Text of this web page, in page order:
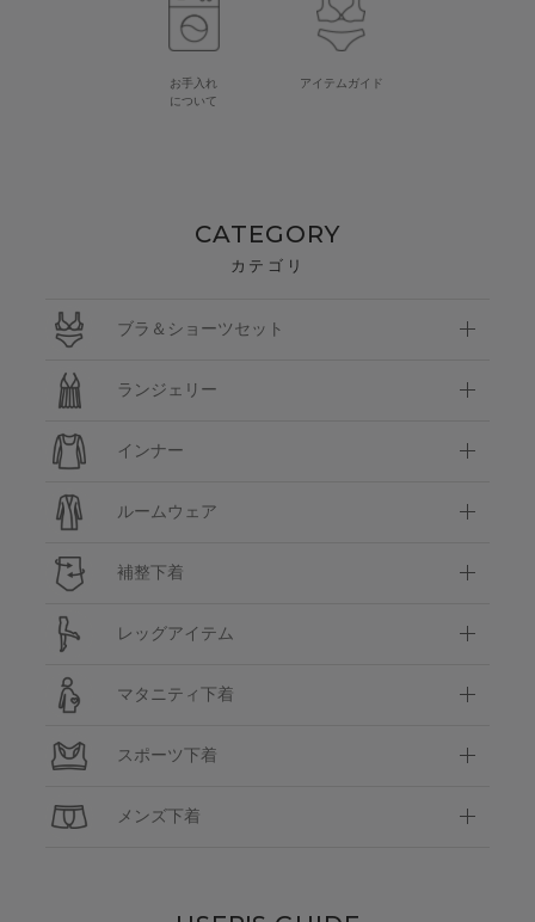
お手入れ
について
アイテムガイド
CATEGORY
カテゴリ
ブラ＆ショーツセット
ランジェリー
インナー
ルームウェア
補整下着
レッグアイテム
マタニティ下着
スポーツ下着
メンズ下着